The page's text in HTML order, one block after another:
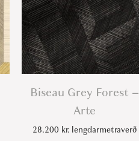
Biseau Grey Forest –
Arte
28.200 kr.lengdarmetraverð